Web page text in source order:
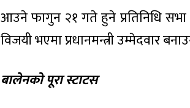
आउने फागुन २१ गते हुने प्रतिनिधि सभा
विजयी भएमा प्रधानमन्त्री उम्मेदवार
बालेनको पूरा स्टाटस